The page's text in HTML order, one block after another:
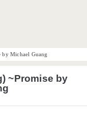
by Michael Guang
~Promise by